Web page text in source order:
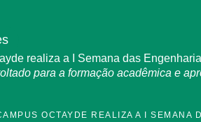
realiza a I Semana das
para a formação acadêmica e
OCTAYDE REALIZA A I SEMANA